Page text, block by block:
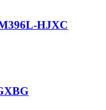
HJXC